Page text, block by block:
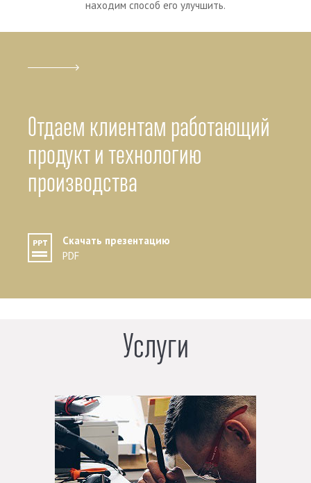
находим способ его улучшить.
Отдаем клиентам работающий
продукт и технологию
производства
Скачать презентацию
PDF
Услуги